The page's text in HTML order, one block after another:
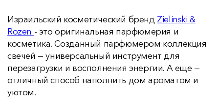
Израильский косметический бренд Zielinski &
Rozen - это оригинальная парфюмерия и
косметика. Созданный парфюмером коллекция
свечей — универсальный инструмент для
перезагрузки и восполнения энергии. А еще —
отличный способ наполнить дом ароматом и
уютом.